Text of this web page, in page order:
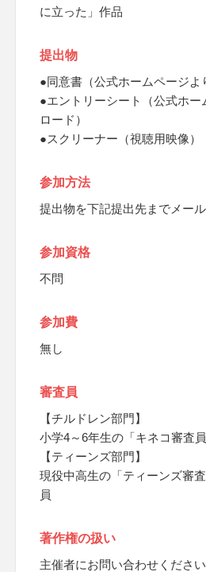
に立った」作品
提出物
●同意書（公式ホームページよ
●エントリーシート（公式ホー
ロード）
●スクリーナー（視聴用映像）
参加方法
提出物を下記提出先までメー
参加資格
不問
参加費
無し
審査員
【チルドレン部門】
小学4～6年生の「キネコ審査
【ティーンズ部門】
現役中高生の「ティーンズ審
員
著作権の扱い
主催者にお問い合わせください